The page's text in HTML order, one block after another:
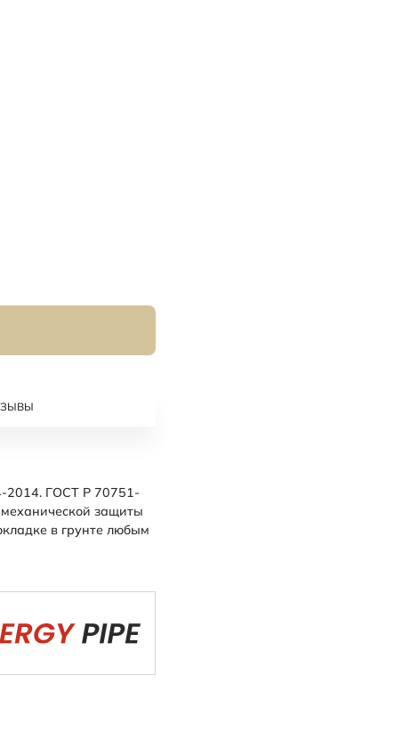
ГОСТ Р 70751-
защиты
в грунте любым